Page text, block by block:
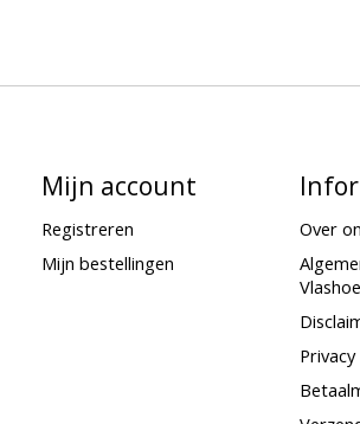
Mijn account
Registreren
Mijn bestellingen
Over